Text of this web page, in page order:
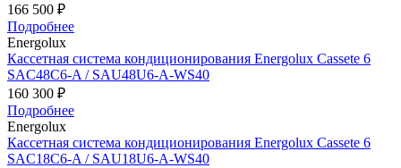
166 500 ₽
Подробнее
Energolux
Кассетная система кондиционирования Energolux Cassete 6
SAC48C6-A / SAU48U6-A-WS40
160 300 ₽
Подробнее
Energolux
Кассетная система кондиционирования Energolux Cassete 6
SAC18C6-A / SAU18U6-A-WS40